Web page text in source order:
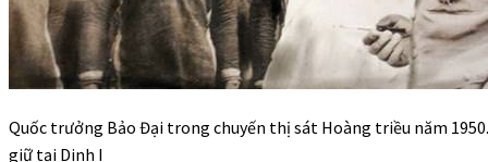
Quốc trưởng Bảo Đại trong chuyến thị sát Hoàng triều năm
giữ tại Dinh I